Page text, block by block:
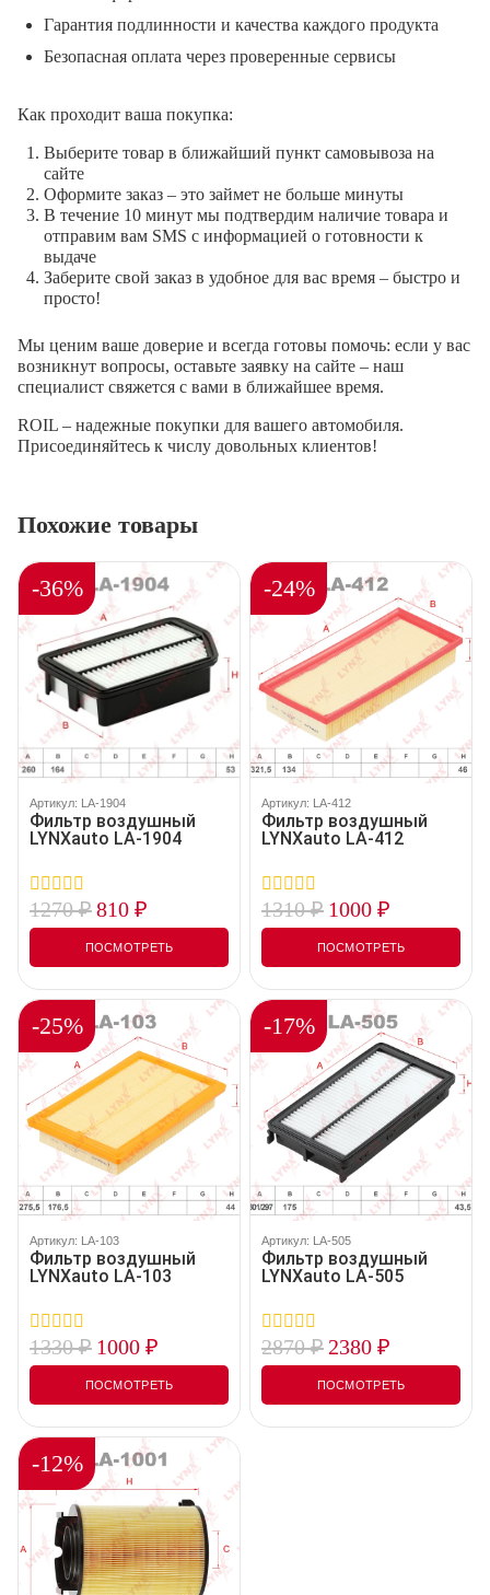
Гарантия подлинности и качества каждого продукта
Безопасная оплата через проверенные сервисы
Как проходит ваша покупка:
Выберите товар в ближайший пункт самовывоза на
сайте
Оформите заказ – это займет не больше минуты
В течение 10 минут мы подтвердим наличие товара и
отправим вам SMS с информацией о готовности к
выдаче
Заберите свой заказ в удобное для вас время – быстро и
просто!
Мы ценим ваше доверие и всегда готовы помочь: если у вас
возникнут вопросы, оставьте заявку на сайте – наш
специалист свяжется с вами в ближайшее время.
ROIL – надежные покупки для вашего автомобиля.
Присоединяйтесь к числу довольных клиентов!
Похожие товары
-36%
Артикул: LA-1904
Фильтр воздушный
LYNXauto LA-1904
0
out
5
1270₽810 ₽
ПОСМОТРЕТЬ
-24%
Артикул: LA-412
Фильтр воздушный
LYNXauto LA-412
0
out
5
1310₽ 1000 ₽
ПОСМОТРЕТЬ
-25%
Артикул: LA-103
Фильтр воздушный
LYNXauto LA-103
0
out
5
1330₽ 1000 ₽
ПОСМОТРЕТЬ
-17%
Артикул: LA-505
Фильтр воздушный
LYNXauto LA-505
0
out
5
2870₽2380 ₽
ПОСМОТРЕТЬ
-12%